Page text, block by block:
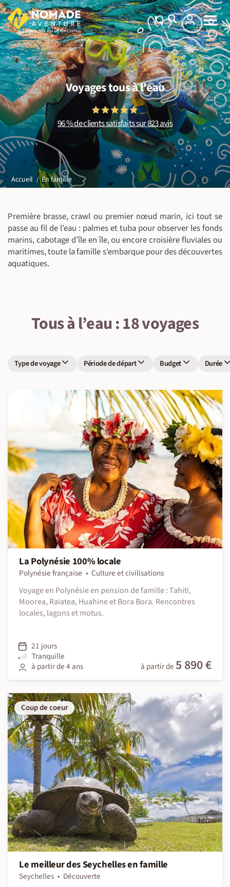
Voyages tous à l'eau
96 % de clients satisfaits sur 823 avis
Accueil En famille
Première brasse, crawl ou premier nœud marin, ici tout se
passe au fil de l’eau : palmes et tuba pour observer les fonds
marins, cabotage d’île en île, ou encore croisière fluviales ou
maritimes, toute la famille s’embarque pour des découvertes
aquatiques.
Tous à l’eau : 18 voyages
Type de voyage Période de départ Budget Durée
La Polynésie 100% locale
Polynésie française
Culture et civilisations
Voyage en Polynésie en pension de famille : Tahiti,
Moorea, Raiatea, Huahine et Bora Bora. Rencontres
locales, lagons et motus.
21 jours
Tranquille
à partir de 4 ans
à partir de 5 890 €
Coup de coeur
Le meilleur des Seychelles en famille
Seychelles
Découverte